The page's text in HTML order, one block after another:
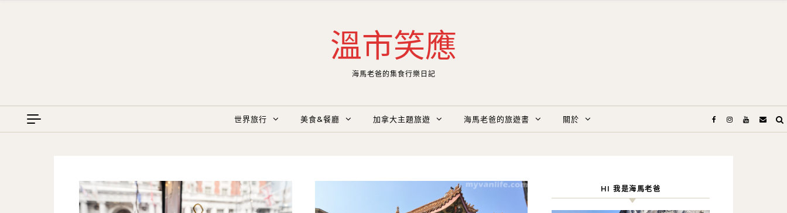
溫市笑應
海馬老爸的集食行樂日記
世界旅行 美食&餐廳 加拿大主題旅遊 海馬老爸的旅遊書 關於
HI 我是海馬老爸